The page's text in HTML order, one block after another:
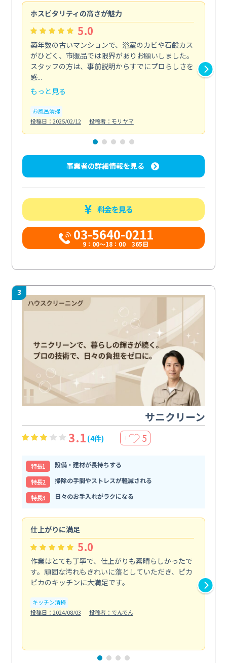
ホスピタリティの高さが魅力
5.0
築年数の古いマンションで、浴室のカビや石鹸カス
がひどく、市販品では限界がありお願いしました。
スタッフの方は、事前説明からすでにプロらしさを
感...
もっと見る
お風呂清掃
投稿日：2025/02/12
投稿者：モリヤマ
事業者の詳細情報を見る
料金を見る
03-5640-0211
9：00～18：00 365日
3
サニクリーン
3.1 (4件) ＋ 5
特⻑1
設備・建材が長持ちする
特⻑2
掃除の手間やストレスが軽減される
特⻑3
日々のお手入れがラクになる
仕上がりに満足
5.0
作業はとても丁寧で、仕上がりも素晴らしかったで
す。頑固な汚れもきれいに落としていただき、ピカ
ピカのキッチンに大満足です。
キッチン清掃
投稿日：2024/08/03
投稿者：でんでん